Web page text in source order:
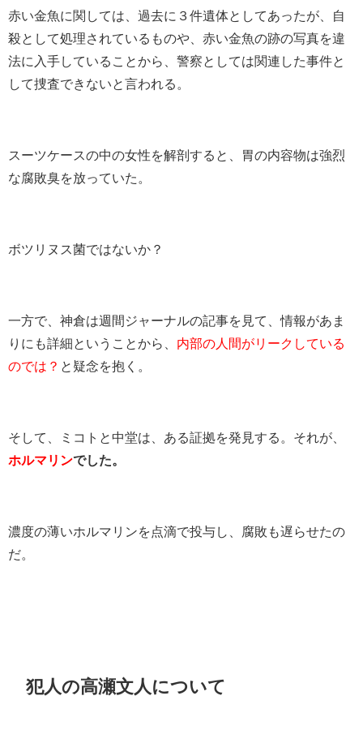
赤い金魚に関しては、過去に３件遺体としてあったが、自
殺として処理されているものや、赤い金魚の跡の写真を違
法に入手していることから、警察としては関連した事件と
して捜査できないと言われる。
スーツケースの中の女性を解剖すると、胃の内容物は強烈
な腐敗臭を放っていた。
ボツリヌス菌ではないか？
一方で、神倉は週間ジャーナルの記事を見て、情報があま
りにも詳細ということから、 内部の人間がリークしている
のでは？ と疑念を抱く。
そして、ミコトと中堂は、ある証拠を発見する。それが、
ホルマリンでした。
濃度の薄いホルマリンを点滴で投与し、腐敗も遅らせたの
だ。
犯人の高瀬文人について